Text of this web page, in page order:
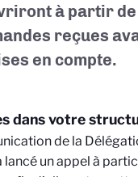
à partir
reçues
en compte.
dans votre
de la
lancé un appel à